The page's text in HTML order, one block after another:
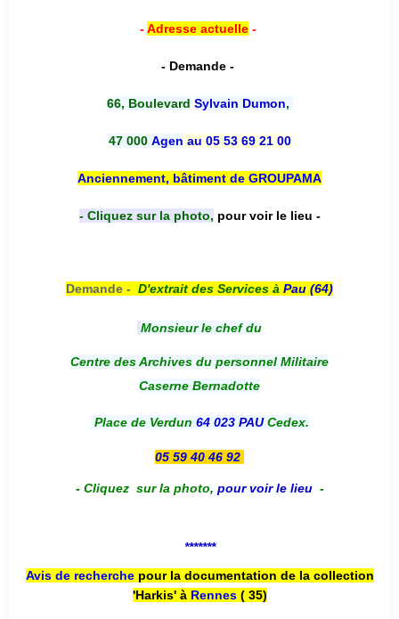
-Adresse actuelle-
- Demande -
66, Boulevard Sylvain Dumon,
47 000 Agen au 05 53 69 21 00
Anciennement, bâtiment de GROUPAMA
- Cliquez sur la photo, pour voir le lieu -
Demande - D'extrait des Services à Pau (64)
Monsieur le chef du
Centre des Archives du personnel Militaire
Caserne Bernadotte
Place de Verdun 64 023 PAUCedex.
05 59 40 46 92
- Cliquez sur la photo, pour voir le lieu -
*******
Avis de recherche pour la documentation de la collection
'Harkis' à Rennes( 35)